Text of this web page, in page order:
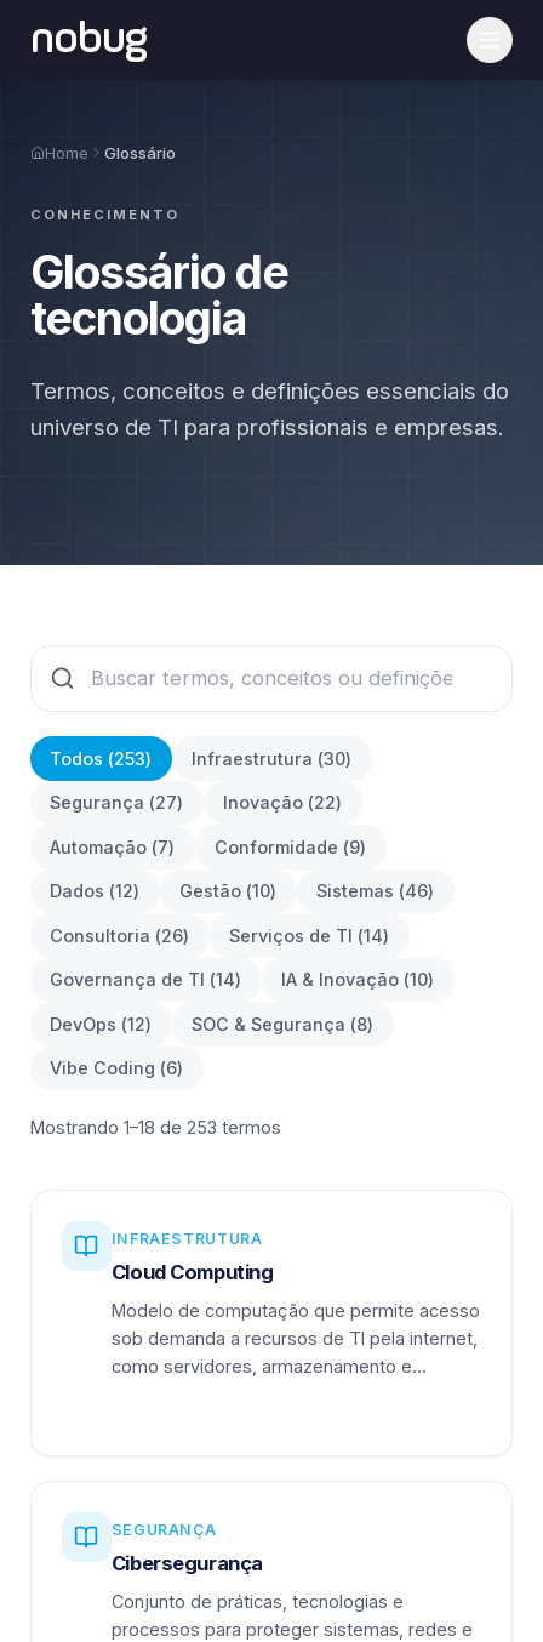
nobug
Home Glossário
CONHECIMENTO
Glossário de
tecnologia
Termos, conceitos e definições essenciais do
universo de TI para profissionais e empresas.
Todos (253) Infraestrutura (30)
Segurança (27) Inovação (22)
Automação (7) Conformidade (9)
Dados (12) Gestão (10) Sistemas (46)
Consultoria (26) Serviços de TI (14)
Governança de TI (14) IA & Inovação (10)
DevOps (12) SOC & Segurança (8)
Vibe Coding (6)
Mostrando 1–18 de 253 termos
INFRAESTRUTURA
Cloud Computing
Modelo de computação que permite acesso
sob demanda a recursos de TI pela internet,
como servidores, armazenamento e
SEGURANÇA
Cibersegurança
Conjunto de práticas, tecnologias e
processos para proteger sistemas, redes e